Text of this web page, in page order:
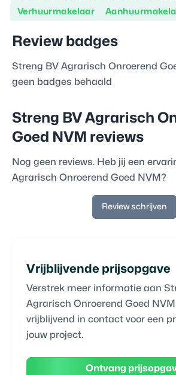
Verhuurmakelaar
Review badges
Streng BV Agrarisch Onroerend
geen badges behaald
Streng BV Agrarisch
Goed NVM reviews
Nog geen reviews. Heb jij een
Agrarisch Onroerend Goed NVM?
Review schrijven
Vrijblijvende prijsopgave
Verstrek meer informatie aan
Agrarisch Onroerend Goed NVM
vrijblijvend in contact voor een
jouw project.
Ontvang